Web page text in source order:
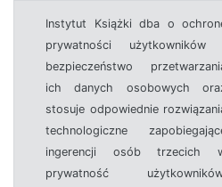
Instytut Książki dba o
prywatności użytkowników
bezpieczeństwo
ich danych osobowych
stosuje odpowiednie
technologiczne
ingerencji osób trzecich
prywatność